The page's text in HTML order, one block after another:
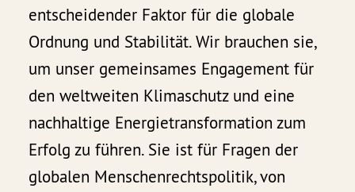
entscheidender Faktor für die globale
Ordnung und Stabilität. Wir brauchen sie,
um unser gemeinsames Engagement für
den weltweiten Klimaschutz und eine
nachhaltige Energietransformation zum
Erfolg zu führen. Sie ist für Fragen der
globalen Menschenrechtspolitik, von